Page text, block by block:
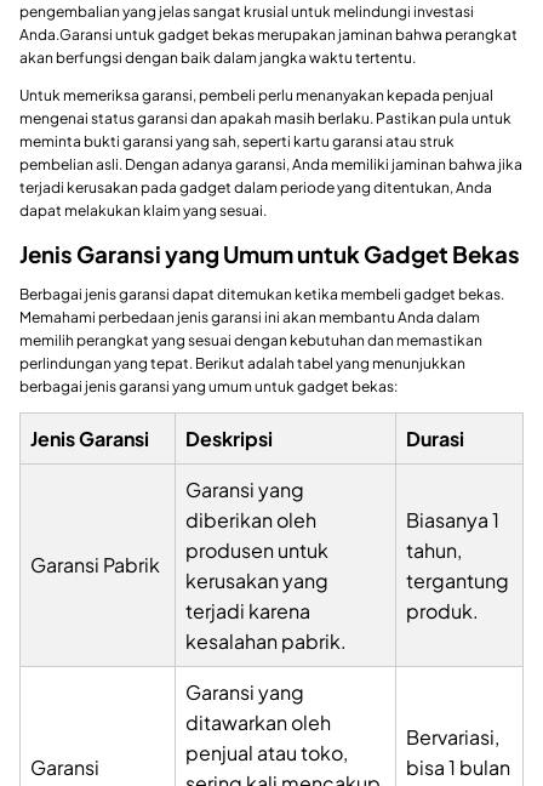
pengembalian yang jelas sangat krusial untuk melindungi investasi
Anda.Garansi untuk gadget bekas merupakan jaminan bahwa perangkat
akan berfungsi dengan baik dalam jangka waktu tertentu.
Untuk memeriksa garansi, pembeli perlu menanyakan kepada penjual
mengenai status garansi dan apakah masih berlaku. Pastikan pula untuk
meminta bukti garansi yang sah, seperti kartu garansi atau struk
pembelian asli. Dengan adanya garansi, Anda memiliki jaminan bahwa jika
terjadi kerusakan pada gadget dalam periode yang ditentukan, Anda
dapat melakukan klaim yang sesuai.
Jenis Garansi yang Umum untuk Gadget Bekas
Berbagai jenis garansi dapat ditemukan ketika membeli gadget bekas.
Memahami perbedaan jenis garansi ini akan membantu Anda dalam
memilih perangkat yang sesuai dengan kebutuhan dan memastikan
perlindungan yang tepat. Berikut adalah tabel yang menunjukkan
berbagai jenis garansi yang umum untuk gadget bekas:
Jenis Garansi Deskripsi Durasi
Garansi Pabrik
Garansi yang
diberikan oleh
produsen untuk
kerusakan yang
terjadi karena
kesalahan pabrik.
Biasanya 1
tahun,
tergantung
produk.
Garansi
Garansi yang
ditawarkan oleh
penjual atau toko,
Bervariasi,
bisa 1 bulan